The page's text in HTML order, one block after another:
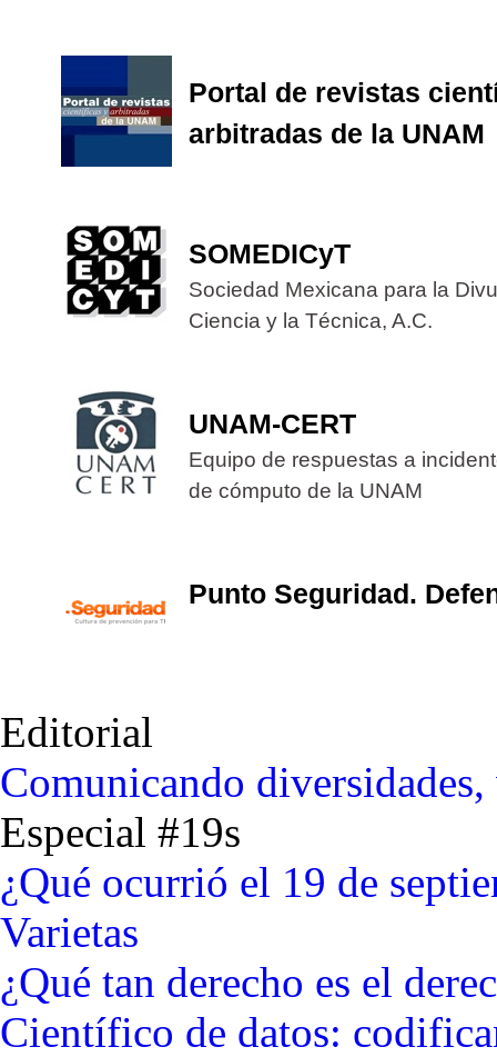
Portal de revistas
arbitradas de la UNAM
SOMEDICyT
Sociedad Mexicana para la
Ciencia y la Técnica, A.C.
UNAM-CERT
Equipo de respuestas a
de cómputo de la UNAM
Punto Seguridad.
Editorial
Comunicando
Especial #19s
¿Qué ocurrió el 19 de
Varietas
¿Qué tan derecho es el
Científico de datos: